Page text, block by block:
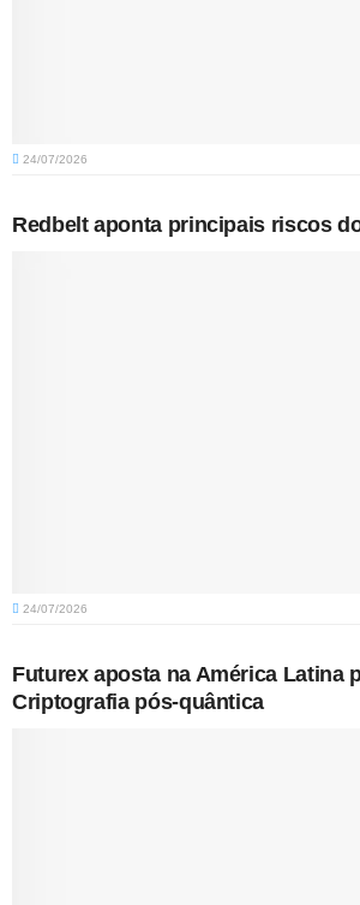
24/07/2026
Redbelt aponta principais riscos
24/07/2026
Futurex aposta na América Latina
Criptografia pós-quântica